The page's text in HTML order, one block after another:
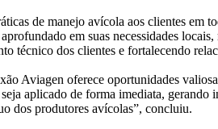
de manejo avícola aos clientes em
em suas necessidades
dos clientes e fortalecendo
Aviagen oferece oportunidades
aplicado de forma imediata, gerando
dos produtores avícolas”, concluiu.